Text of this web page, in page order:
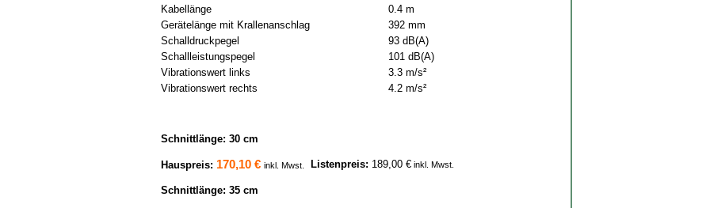
Kabellänge
0.4 m
Gerätelänge mit Krallenanschlag
392 mm
Schalldruckpegel
93 dB(A)
Schallleistungspegel
101 dB(A)
Vibrationswert links
3.3 m/s²
Vibrationswert rechts
4.2 m/s²
Schnittlänge: 30 cm
Hauspreis: 170,10 € inkl. Mwst. Listenpreis: 189,00 €inkl. Mwst.
Schnittlänge: 35 cm